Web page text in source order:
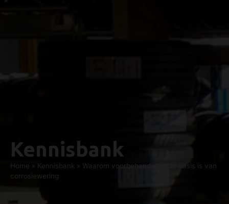
Kennisbank
Home » Kennisbank » Waarom voorbehandeling de basis is van
corrosiewering